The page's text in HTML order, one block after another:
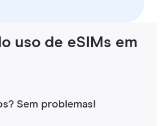
uso de eSIMs em
Sem problemas!